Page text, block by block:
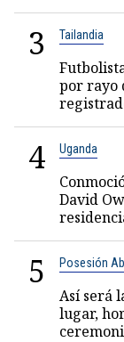
3 Tailandia
por rayo
4 Uganda
David
5 Posesión
Así será
lugar,